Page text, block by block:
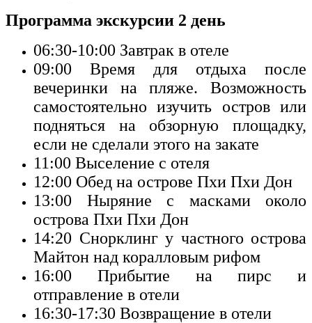
Программа экскурсии 2 день
06:30-10:00 Завтрак в отеле
09:00
Время для отдыха после
вечеринки на пляже. Возможность
самостоятельно изучить остров или
подняться на обзорную площадку,
если не сделали этого на закате
11:00 Выселение с отеля
12:00 Обед на острове Пхи Пхи Дон
13:00
Ныряние с масками около
острова Пхи Пхи Дон
14:20 Снорклинг у частного острова
Майтон над коралловым рифом
16:00
Прибытие на пирс и
отправление в отели
16:30-17:30 Возвращение в отели